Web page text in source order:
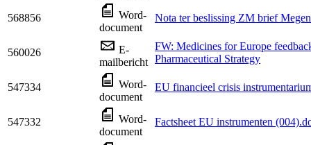
568856
Word-
document
Nota ter beslissing ZM brief
560026
E-
mailbericht
FW: Medicines for Europe
Pharmaceutical Strategy
547334
Word-
document
EU financieel crisis
547332
Word-
document
Factsheet EU instrumenten